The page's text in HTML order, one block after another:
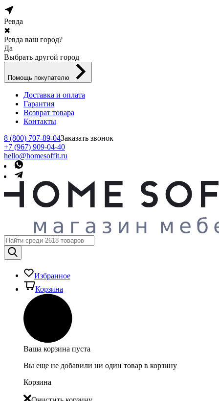
Ревда
✖
Ревда ваш город?
Да
Выбрать другой город
Помощь покупателю
Доставка и оплата
Гарантия
Возврат товара
Контакты
8 (800) 707-89-04Заказать звонок
+7 (967) 909-04-40
hello@homesoffit.ru
Избранное
Корзина
Ваша корзина пуста
Вы еще не добавили ни один товар в корзину
Корзина